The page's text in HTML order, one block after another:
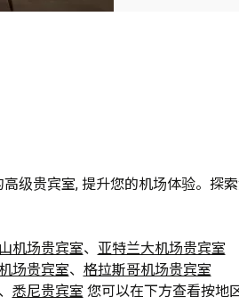
级贵宾室, 提升您的机场体验。探
机场贵宾室、 亚特兰大机场贵宾室
场贵宾室、 格拉斯哥机场贵宾室
、 悉尼贵宾室 您可以在下方查看按地